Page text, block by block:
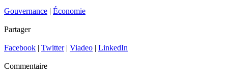
Gouvernance | Économie
Partager
Facebook | Twitter| Viadeo | LinkedIn
Commentaire